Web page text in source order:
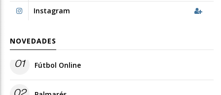
Instagram
NOVEDADES
01 Fútbol Online